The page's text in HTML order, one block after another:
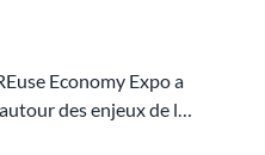
Economy Expo a
des enjeux de la
Le secteur de la